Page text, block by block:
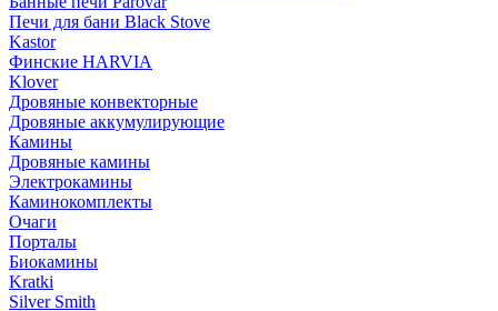
Печи для бани Black Stove
Kastor
Финские HARVIA
Klover
Дровяные конвекторные
Дровяные аккумулирующие
Камины
Дровяные камины
Электрокамины
Каминокомплекты
Очаги
Порталы
Биокамины
Kratki
Silver Smith